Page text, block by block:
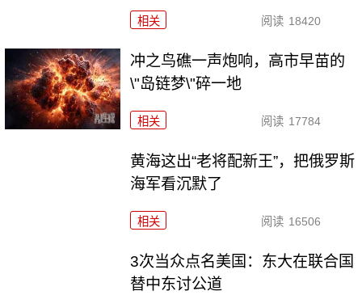
相关 阅读 18420
冲之鸟礁一声炮响，高市早苗的
\"岛链梦\"碎一地
相关 阅读 17784
黄海这出“老将配新王”，把俄罗斯
海军看沉默了
相关 阅读 16506
3次当众点名美国：东大在联合国
替中东讨公道